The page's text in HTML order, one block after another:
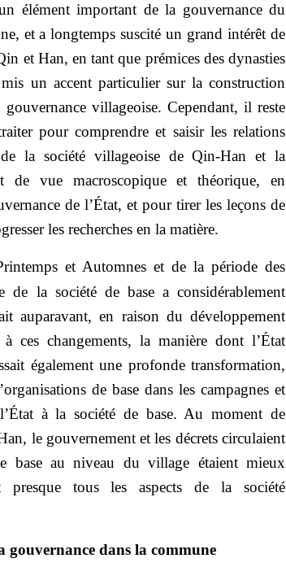
élément important de la gouvernance du
et a longtemps suscité un grand intérêt de
et Han, en tant que prémices des dynasties
un accent particulier sur la construction
villageoise. Cependant, il reste
pour comprendre et saisir les relations
la société villageoise de Qin-Han et la
de vue macroscopique et théorique, en
de l’État, et pour tirer les leçons de
les recherches en la matière.
et Automnes et de la période des
de la société de base a considérablement
auparavant, en raison du développement
ces changements, la manière dont l’État
également une profonde transformation,
de base dans les campagnes et
à la société de base. Au moment de
le gouvernement et les décrets circulaient
base au niveau du village étaient mieux
presque tous les aspects de la société
gouvernance dans la commune